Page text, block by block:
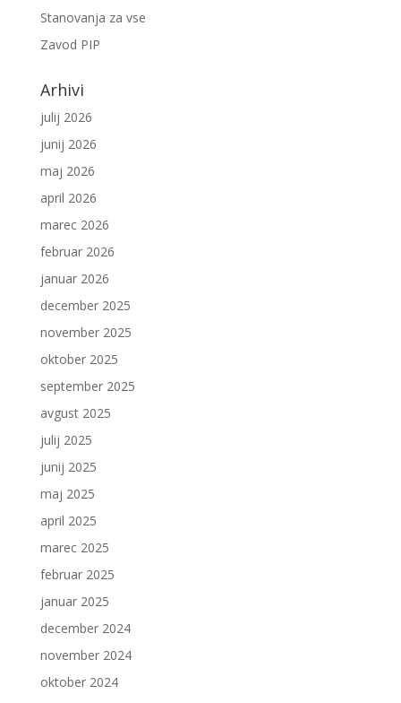
Stanovanja za vse
Zavod PIP
Arhivi
julij 2026
junij 2026
maj 2026
april 2026
marec 2026
februar 2026
januar 2026
december 2025
november 2025
oktober 2025
september 2025
avgust 2025
julij 2025
junij 2025
maj 2025
april 2025
marec 2025
februar 2025
januar 2025
december 2024
november 2024
oktober 2024